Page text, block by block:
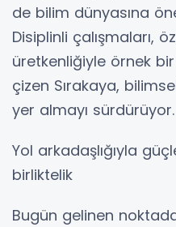
de bilim dünyasına
Disiplinli çalışmaları,
üretkenliğiyle örnek
çizen Sırakaya,
yer almayı sürdürüyor.
Yol arkadaşlığıyla
birliktelik
Bugün gelinen